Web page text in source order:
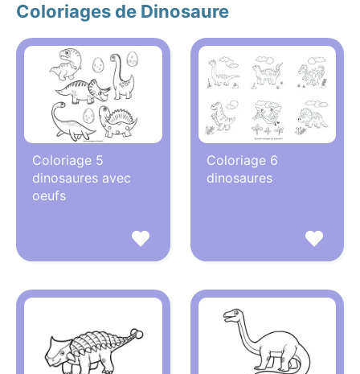
Coloriages de Dinosaure
Coloriage 5
dinosaures avec
oeufs
Coloriage 6
dinosaures